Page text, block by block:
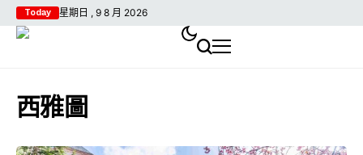
Today 星期日 , 9 8 月 2026
西雅圖